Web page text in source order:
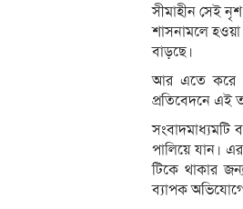
সীমাহীন সেই
শাসনামলে
বাড়ছে।
আর এতে করে
প্রতিবেদনে এই
পালিয়ে যান।
টিকে থাকার
ব্যাপক